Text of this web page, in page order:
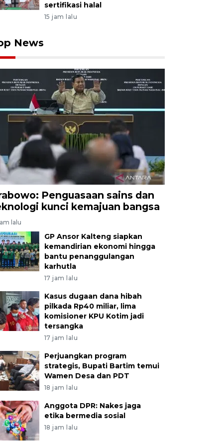
sertifikasi halal
15 jam lalu
News
Penguasaan sains dan
kunci kemajuan bangsa
lalu
GP Ansor Kalteng siapkan
kemandirian ekonomi hingga
bantu penanggulangan
karhutla
17 jam lalu
Kasus dugaan dana hibah
pilkada Rp40 miliar, lima
komisioner KPU Kotim jadi
tersangka
17 jam lalu
Perjuangkan program
strategis, Bupati Bartim temui
Wamen Desa dan PDT
18 jam lalu
Anggota DPR: Nakes jaga
etika bermedia sosial
18 jam lalu